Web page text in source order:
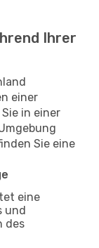
Ihrer
einer
in einer
Sie eine
eine
und
des